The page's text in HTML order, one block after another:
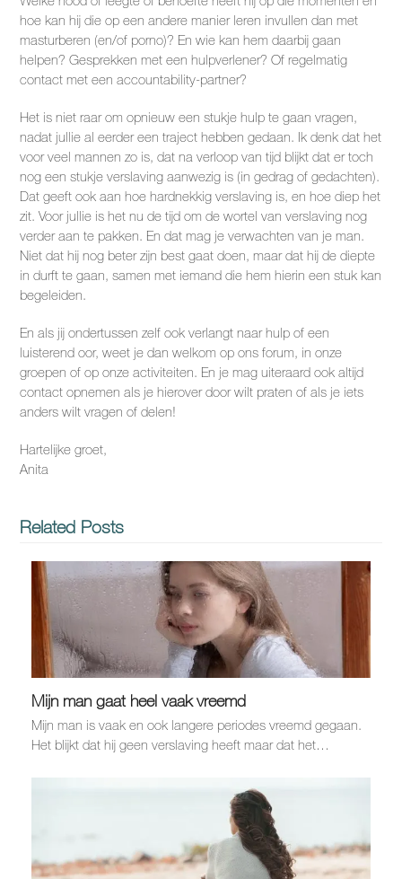
hoe kan hij die op een andere manier leren invullen dan met
masturberen (en/of porno)? En wie kan hem daarbij gaan
helpen? Gesprekken met een hulpverlener? Of regelmatig
contact met een accountability-partner?
Het is niet raar om opnieuw een stukje hulp te gaan vragen,
nadat jullie al eerder een traject hebben gedaan. Ik denk dat het
voor veel mannen zo is, dat na verloop van tijd blijkt dat er toch
nog een stukje verslaving aanwezig is (in gedrag of gedachten).
Dat geeft ook aan hoe hardnekkig verslaving is, en hoe diep het
zit. Voor jullie is het nu de tijd om de wortel van verslaving nog
verder aan te pakken. En dat mag je verwachten van je man.
Niet dat hij nog beter zijn best gaat doen, maar dat hij de diepte
in durft te gaan, samen met iemand die hem hierin een stuk kan
begeleiden.
En als jij ondertussen zelf ook verlangt naar hulp of een
luisterend oor, weet je dan welkom op ons forum, in onze
groepen of op onze activiteiten. En je mag uiteraard ook altijd
contact opnemen als je hierover door wilt praten of als je iets
anders wilt vragen of delen!
Hartelijke groet,
Anita
Related Posts
Mijn man gaat heel vaak vreemd
Mijn man is vaak en ook langere periodes vreemd gegaan.
Het blijkt dat hij geen verslaving heeft maar dat het…